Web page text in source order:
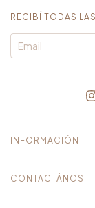
RECIBÍ TODAS
INFORMACIÓN
CONTACTÁNOS